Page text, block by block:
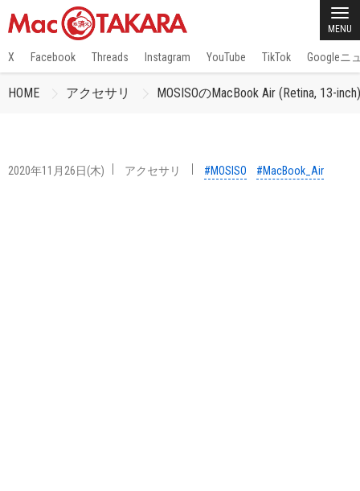
MENU
X Facebook Threads Instagram YouTube TikTok Googleニ
HOME アクセサリ MOSISOのMacBook Air (Retina, 13-
2020年11月26日(木) アクセサリ #MOSISO #MacBook_Air